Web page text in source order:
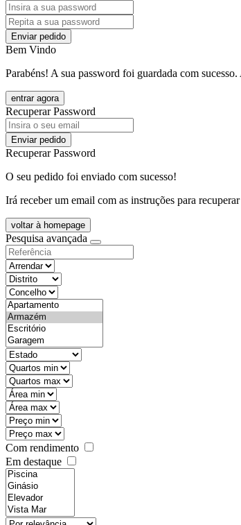
Enviar pedido
Bem Vindo
Parabéns! A sua password foi guardada com
entrar agora
Recuperar Password
Enviar pedido
Recuperar Password
O seu pedido foi enviado com sucesso!
Irá receber um email com as instruções para
voltar à homepage
Pesquisa avançada
objective
districtId
countyId
types
state
mintypo
maxtypo
minarea
maxarea
minprice
maxprice
Com rendimento
Em destaque
features